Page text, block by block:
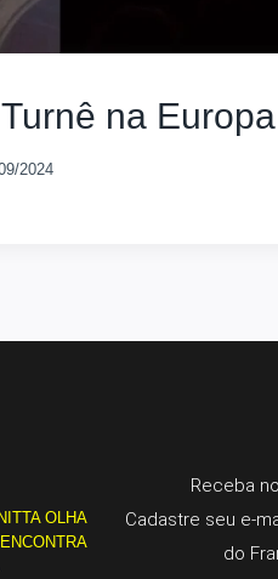
na Europa
2024
OLHA
Receba
Cadastre seu e-
do